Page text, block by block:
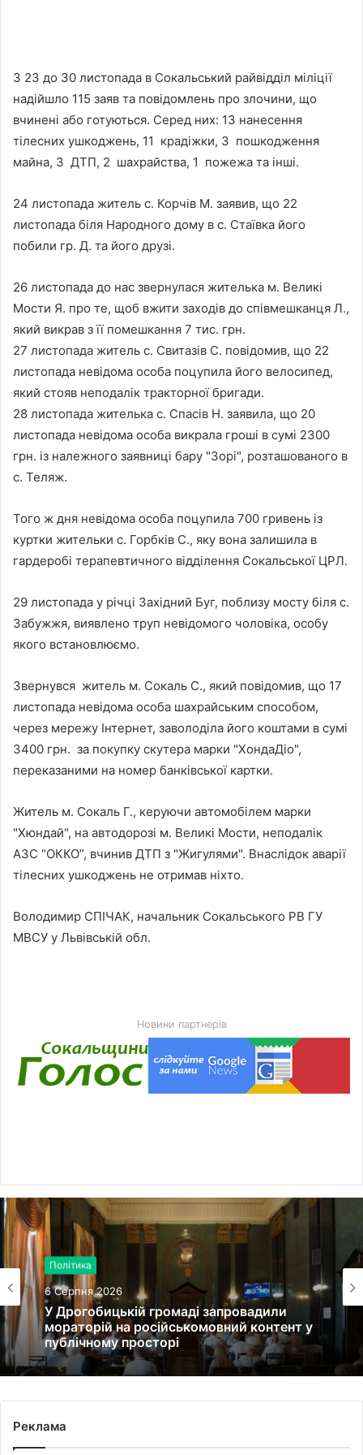
З 23 до 30 листопада в Сокальський райвідділ міліції
надійшло 115 заяв та повідомлень про злочини, що
вчинені або готуються. Серед них: 13 нанесення
тілесних ушкоджень, 11 крадіжки, 3 пошкодження
майна, 3 ДТП, 2 шахрайства, 1 пожежа та інші.
24 листопада житель с. Корчів М. заявив, що 22
листопада біля Народного дому в с. Стаївка його
побили гр. Д. та його друзі.
26 листопада до нас звернулася жителька м. Великі
Мости Я. про те, щоб вжити заходів до співмешканця Л.,
який викрав з її помешкання 7 тис. грн.
27 листопада житель с. Свитазів С. повідомив, що 22
листопада невідома особа поцупила його велосипед,
який стояв неподалік тракторної бригади.
28 листопада жителька с. Спасів Н. заявила, що 20
листопада невідома особа викрала гроші в сумі 2300
грн. із належного заявниці бару "Зорі", розташованого в
с. Теляж.
Того ж дня невідома особа поцупила 700 гривень із
куртки жительки с. Горбків С., яку вона залишила в
гардеробі терапевтичного відділення Сокальської ЦРЛ.
29 листопада у річці Західний Буг, поблизу мосту біля с.
Забужжя, виявлено труп невідомого чоловіка, особу
якого встановлюємо.
Звернувся житель м. Сокаль С., який повідомив, що 17
листопада невідома особа шахрайським способом,
через мережу Інтернет, заволоділа його коштами в сумі
3400 грн. за покупку скутера марки "ХондаДіо",
переказаними на номер банківської картки.
Житель м. Сокаль Г., керуючи автомобілем марки
"Хюндай", на автодорозі м. Великі Мости, неподалік
АЗС “ОККО”, вчинив ДТП з "Жигулями". Внаслідок аварії
тілесних ушкоджень не отримав ніхто.
Володимир СПІЧАК, начальник Сокальського РВ ГУ
МВСУ у Львівській обл.
Новини партнерів
Політика
6 Серпня 2026
У Дрогобицькій громаді запровадили
мораторій на російськомовний контент у
публічному просторі
Реклама